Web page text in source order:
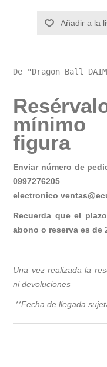
Añadir a la
De "Dragon Ball
figura
Enviar número de
electronico
Recuerda que el
abono o reserva es de
Una vez realizada la
ni devoluciones
**Fecha de llegada